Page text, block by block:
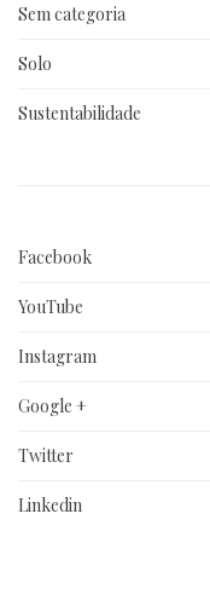
Sem categoria
Solo
Sustentabilidade
Facebook
YouTube
Instagram
Google +
Twitter
Linkedin